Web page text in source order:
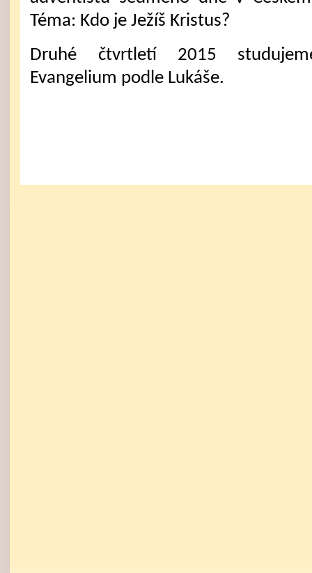
Téma: Kdo je Ježíš Kristus?
Druhé čtvrtletí 2015
Evangelium podle Lukáše.